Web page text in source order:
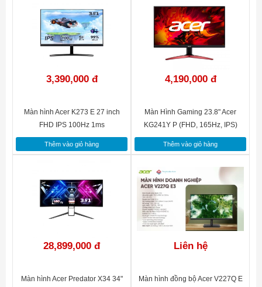
3,390,000 đ
Màn hình Acer K273 E 27 inch
FHD IPS 100Hz 1ms
Thêm vào giỏ hàng
4,190,000 đ
Màn Hình Gaming 23.8" Acer
KG241Y P (FHD, 165Hz, IPS)
Thêm vào giỏ hàng
28,899,000 đ
Màn hình Acer Predator X34 34"
Liên hệ
Màn hình đồng bộ Acer V227Q E